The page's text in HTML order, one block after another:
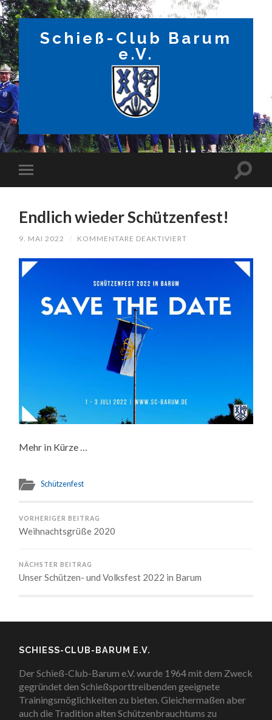
Schieß-Club Barum
e.V.
Endlich wieder Schützenfest!
9. MAI 2022 / KOMMENTARE DEAKTIVIERT
SCHÜTZENFEST!
Mehr in Kürze …
Schützenfest
VORHERIGER BEITRAG
Weihnachtsgrüße 2020
NÄCHSTER BEITRAG
Unser Schützen- und Volksfest 2022 in Barum
SCHIESS-CLUB-BARUM E.V.
Der Schieß-Club-Barum e.V. wurde 1964 mit dem Zweck
gegründet den Schießsporttreibenden geeignete
Trainingsmöglichkeiten zu bieten. Gleichermaßen aber
auch die Tradition alten Schützenbrauchtums zu